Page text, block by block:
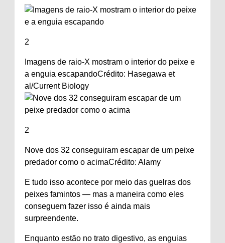
2
Imagens de raio-X mostram o interior do peixe e
a enguia escapandoCrédito: Hasegawa et
al/Current Biology
2
Nove dos 32 conseguiram escapar de um peixe
predador como o acimaCrédito: Alamy
E tudo isso acontece por meio das guelras dos
peixes famintos — mas a maneira como eles
conseguem fazer isso é ainda mais
surpreendente.
Enquanto estão no trato digestivo, as enguias